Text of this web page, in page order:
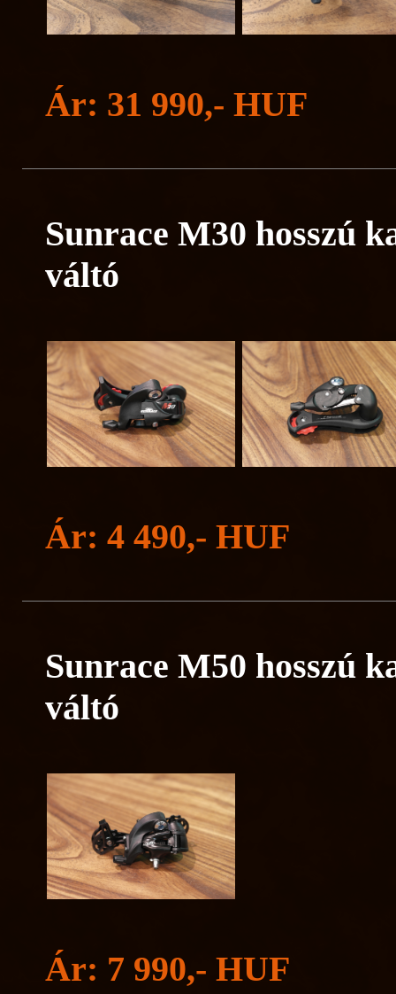
Ár: 31 990,- HUF
Sunrace M30 hosszú
váltó
Ár: 4 490,- HUF
Sunrace M50 hosszú
váltó
Ár: 7 990,- HUF